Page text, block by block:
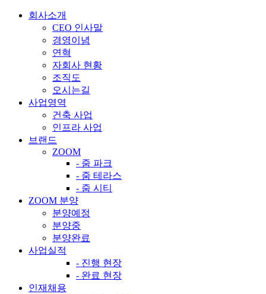
회사소개
CEO 인사말
경영이념
연혁
자회사 현황
조직도
오시는길
사업영역
건축 사업
인프라 사업
브랜드
ZOOM
- 줌 파크
- 줌 테라스
- 줌 시티
ZOOM 분양
분양예정
분양중
분양완료
사업실적
- 진행 현장
- 완료 현장
인재채용